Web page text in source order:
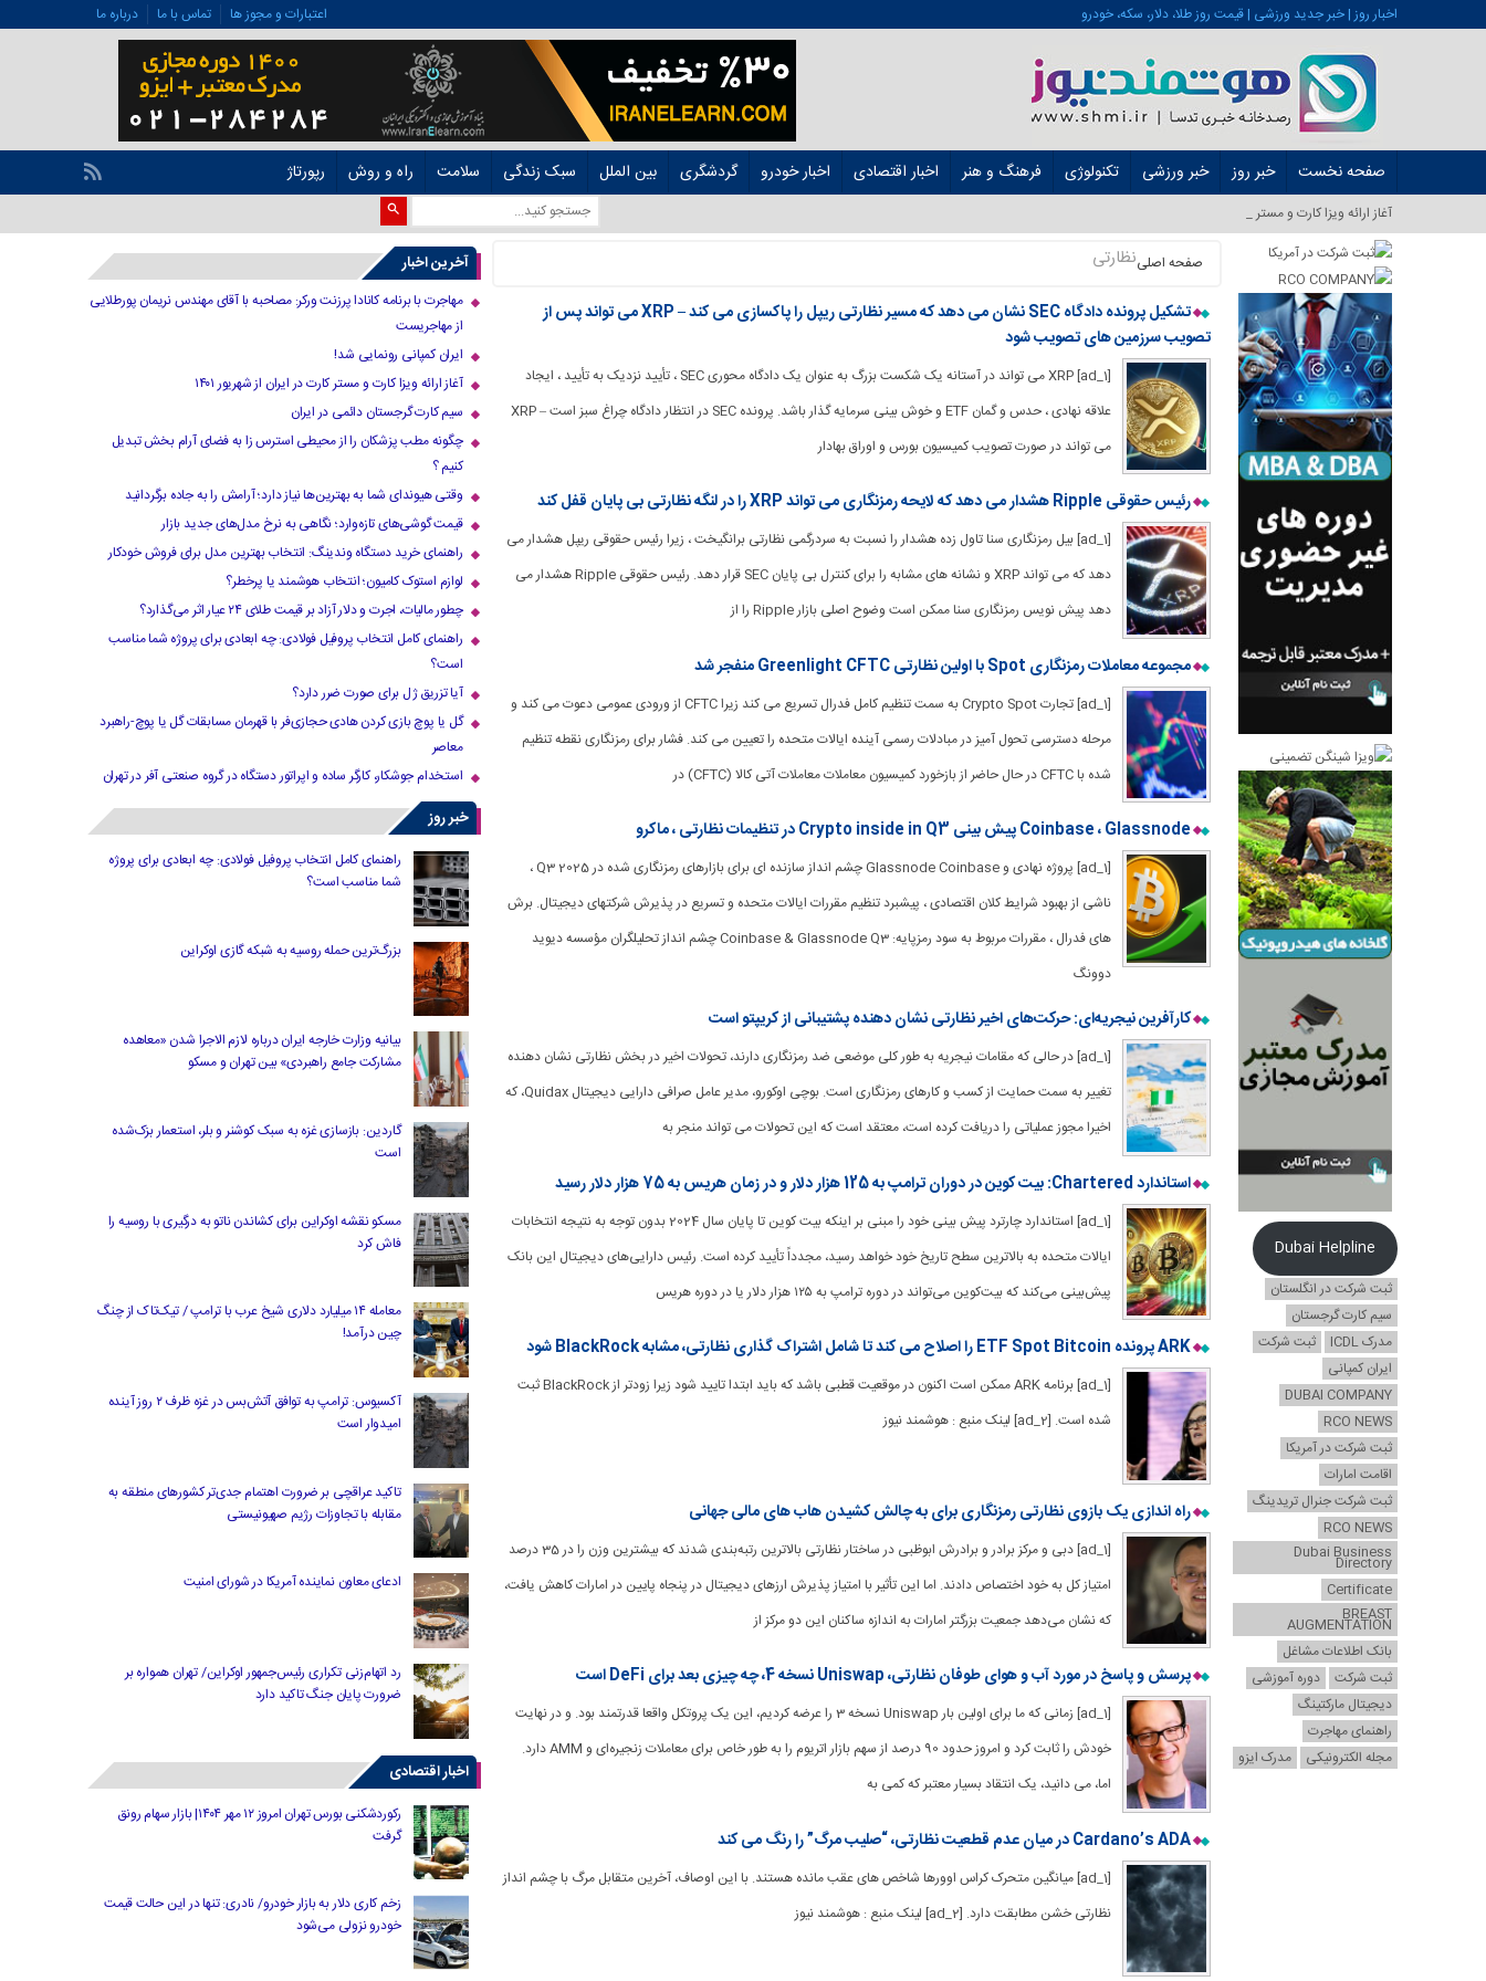
اخبار روز | خبر جدید ورزشی | قیمت روز طلا، دلار، سکه، خودرو اعتبارات و مجوز ها تماس با ما درباره ما
صفحه نخست خبر روز خبر ورزشی تکنولوژی فرهنگ و هنر اخبار اقتصادی اخبار خودرو گردشگری بین الملل سبک زندگی سلامت راه و روش رپورتاژ
آغاز ارائه ویزا کارت و مستر کارت در ایرا_
صفحه اصلینظارتی
تشکیل پرونده دادگاه SEC نشان می دهد که مسیر نظارتی ریپل را پاکسازی می کند – XRP می تواند پس از
تصویب سرزمین های تصویب شود
[ad_1] XRP می تواند در آستانه یک شکست بزرگ به عنوان یک دادگاه محوری SEC ، تأیید نزدیک به تأیید ، ایجاد
علاقه نهادی ، حدس و گمان ETF و خوش بینی سرمایه گذار باشد. پرونده SEC در انتظار دادگاه چراغ سبز است – XRP
می تواند در صورت تصویب کمیسیون بورس و اوراق بهادار
رئیس حقوقی Ripple هشدار می دهد که لایحه رمزنگاری می تواند XRP را در لنگه نظارتی بی پایان قفل کند
[ad_1] بیل رمزنگاری سنا تاول زده هشدار را نسبت به سردرگمی نظارتی برانگیخت ، زیرا رئیس حقوقی ریپل هشدار می
دهد که می تواند XRP و نشانه های مشابه را برای کنترل بی پایان SEC قرار دهد. رئیس حقوقی Ripple هشدار می
دهد پیش نویس رمزنگاری سنا ممکن است وضوح اصلی بازار Ripple را از
مجموعه معاملات رمزنگاری Spot با اولین نظارتی Greenlight CFTC منفجر شد
[ad_1] تجارت Crypto Spot به سمت تنظیم کامل فدرال تسریع می کند زیرا CFTC از ورودی عمومی دعوت می کند و
مرحله دسترسی تحول آمیز در مبادلات رسمی آینده ایالات متحده را تعیین می کند. فشار برای رمزنگاری نقطه تنظیم
شده با CFTC در حال حاضر از بازخورد کمیسیون معاملات معاملات آتی کالا (CFTC) در
Coinbase ، Glassnode پیش بینی Crypto inside in Q3 در تنظیمات نظارتی ، ماکرو
[ad_1] پروژه نهادی و Glassnode Coinbase چشم انداز سازنده ای برای بازارهای رمزنگاری شده در Q3 2025 ،
ناشی از بهبود شرایط کلان اقتصادی ، پیشبرد تنظیم مقررات ایالات متحده و تسریع در پذیرش شرکتهای دیجیتال. برش
های فدرال ، مقررات مربوط به سود رمزپایه: Coinbase & Glassnode Q3 چشم انداز تحلیلگران مؤسسه دیوید
دوونگ
کارآفرین نیجریه‌ای: حرکت‌های اخیر نظارتی نشان دهنده پشتیبانی از کریپتو است
[ad_1] در حالی که مقامات نیجریه به طور کلی موضعی ضد رمزنگاری دارند، تحولات اخیر در بخش نظارتی نشان دهنده
تغییر به سمت حمایت از کسب و کارهای رمزنگاری است. بوچی اوکورو، مدیر عامل صرافی دارایی دیجیتال Quidax، که
اخیرا مجوز عملیاتی را دریافت کرده است، معتقد است که این تحولات می تواند منجر به
استاندارد Chartered: بیت کوین در دوران ترامپ به 125 هزار دلار و در زمان هریس به 75 هزار دلار رسید
[ad_1] استاندارد چارترد پیش بینی خود را مبنی بر اینکه بیت کوین تا پایان سال 2024 بدون توجه به نتیجه انتخابات
ایالات متحده به بالاترین سطح تاریخ خود خواهد رسید، مجدداً تأیید کرده است. رئیس دارایی‌های دیجیتال این بانک
پیش‌بینی می‌کند که بیت‌کوین می‌تواند در دوره ترامپ به ۱۲۵ هزار دلار یا در دوره هریس
ARK پرونده ETF Spot Bitcoin را اصلاح می کند تا شامل اشتراک گذاری نظارتی، مشابه BlackRock شود
[ad_1] برنامه ARK ممکن است اکنون در موقعیت قطبی باشد که باید ابتدا تایید شود زیرا زودتر از BlackRock ثبت
شده است. [ad_2] لینک منبع : هوشمند نیوز
راه اندازی یک بازوی نظارتی رمزنگاری برای به چالش کشیدن هاب های مالی جهانی
[ad_1] دبی و مرکز برادر و برادرش ابوظبی در ساختار نظارتی بالاترین رتبه‌بندی شدند که بیشترین وزن را در 35 درصد
امتیاز کل به خود اختصاص دادند. اما این تأثیر با امتیاز پذیرش ارزهای دیجیتال در پنجاه پایین در امارات کاهش یافت،
که نشان می‌دهد جمعیت بزرگتر امارات به اندازه ساکنان این دو مرکز از
پرسش و پاسخ در مورد آب و هوای طوفان نظارتی، Uniswap نسخه 4، چه چیزی بعد برای DeFi است
[ad_1] زمانی که ما برای اولین بار Uniswap نسخه 3 را عرضه کردیم، این یک پروتکل واقعا قدرتمند بود. و در نهایت
خودش را ثابت کرد و امروز حدود 90 درصد از سهم بازار اتریوم را به طور خاص برای معاملات زنجیره‌ای و AMM دارد.
اما، می دانید، یک انتقاد بسیار معتبر که کمی به
Cardano’s ADA در میان عدم قطعیت نظارتی، “صلیب مرگ” را رنگ می کند
[ad_1] میانگین متحرک کراس اوورها شاخص های عقب مانده هستند. با این اوصاف، آخرین متقابل مرگ با چشم انداز
نظارتی خشن مطابقت دارد. [ad_2] لینک منبع : هوشمند نیوز
Dubai Helpline
ثبت شرکت در انگلستان
سیم کارت گرجستان
مدرک ICDL
ثبت شرکت
ایران کمپانی
DUBAI COMPANY
RCO NEWS
ثبت شرکت در آمریکا
اقامت امارات
ثبت شرکت جنرال تریدینگ
RCO NEWS
Dubai Business
Directory
Certificate
BREAST
AUGMENTATION
بانک اطلاعات مشاغل
ثبت شرکت
دوره آموزشی
دیجیتال مارکتینگ
راهنمای مهاجرت
مجله الکترونیکی
مدرک ایزو
آخرین اخبار
مهاجرت با برنامه کانادا پرزنت ورکر: مصاحبه با آقای مهندس نریمان پورطلایی
از مهاجریست
ایران کمپانی رونمایی شد!
آغاز ارائه ویزا کارت و مستر کارت در ایران از شهریور ۱۴۰۱
سیم کارت گرجستان دائمی در ایران
چگونه مطب پزشکان را از محیطی استرس زا به فضای آرام بخش تبدیل
کنیم ؟
وقتی هیوندای شما به بهترین‌ها نیاز دارد؛ آرامش را به جاده برگردانید
قیمت گوشی‌های تازه‌وارد؛ نگاهی به نرخ مدل‌های جدید بازار
راهنمای خرید دستگاه وندینگ: انتخاب بهترین مدل برای فروش خودکار
لوازم استوک کامیون؛ انتخاب هوشمند یا پرخطر؟
چطور مالیات، اجرت و دلار آزاد بر قیمت طلای ۲۴ عیار اثر می‌گذارد؟
راهنمای کامل انتخاب پروفیل فولادی: چه ابعادی برای پروژه شما مناسب
است؟
آیا تزریق ژل برای صورت ضرر دارد​؟
گل یا پوچ بازی کردن هادی حجازی‌فر با قهرمان مسابقات گل یا پوچ-راهبرد
معاصر
استخدام جوشکار، کارگر ساده و اپراتور دستگاه در گروه صنعتی آفر در تهران
خبر روز
راهنمای کامل انتخاب پروفیل فولادی: چه ابعادی برای پروژه
شما مناسب است؟
بزرگ‌ترین حمله روسیه به شبکه گازی اوکراین
بیانیه وزارت خارجه ایران درباره لازم‌ الاجرا شدن «معاهده
مشارکت جامع راهبردی» بین تهران و مسکو
گاردین: بازسازی غزه به سبک کوشنر و بلر، استعمار بزک‌شده
است
مسکو نقشه اوکراین برای کشاندن ناتو به درگیری با روسیه را
فاش کرد
معامله ۱۴ میلیارد دلاری شیخ عرب با ترامپ / تیک‌تاک از چنگ
چین درآمد!
آکسیوس: ترامپ به توافق آتش‌بس در غزه ظرف ۲ روز آینده
امیدوار است
تاکید عراقچی بر ضرورت اهتمام جدی‌تر کشورهای منطقه به
مقابله با تجاوزات رژیم صهیونیستی
ادعای معاون نماینده آمریکا در شورای امنیت
رد اتهام‌زنی تکراری رئیس‌جمهور اوکراین/ تهران همواره بر
ضرورت پایان جنگ تاکید دارد
اخبار اقتصادی
رکوردشکنی بورس تهران امروز ۱۲ مهر ۱۴۰۴| بازار سهام رونق
گرفت
زخم کاری دلار به بازار خودرو/ نادری: تنها در این حالت قیمت
خودرو نزولی می‌شود